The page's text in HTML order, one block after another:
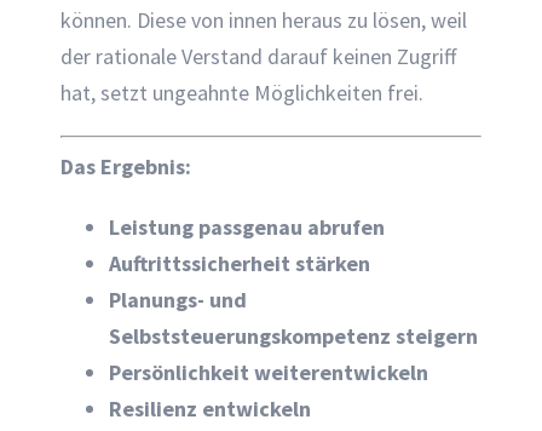
können. Diese von innen heraus zu lösen, weil
der rationale Verstand darauf keinen Zugriff
hat, setzt ungeahnte Möglichkeiten frei.
Das Ergebnis:
Leistung passgenau abrufen
Auftrittssicherheit stärken
Planungs- und
Selbststeuerungskompetenz steigern
Persönlichkeit weiterentwickeln
Resilienz entwickeln